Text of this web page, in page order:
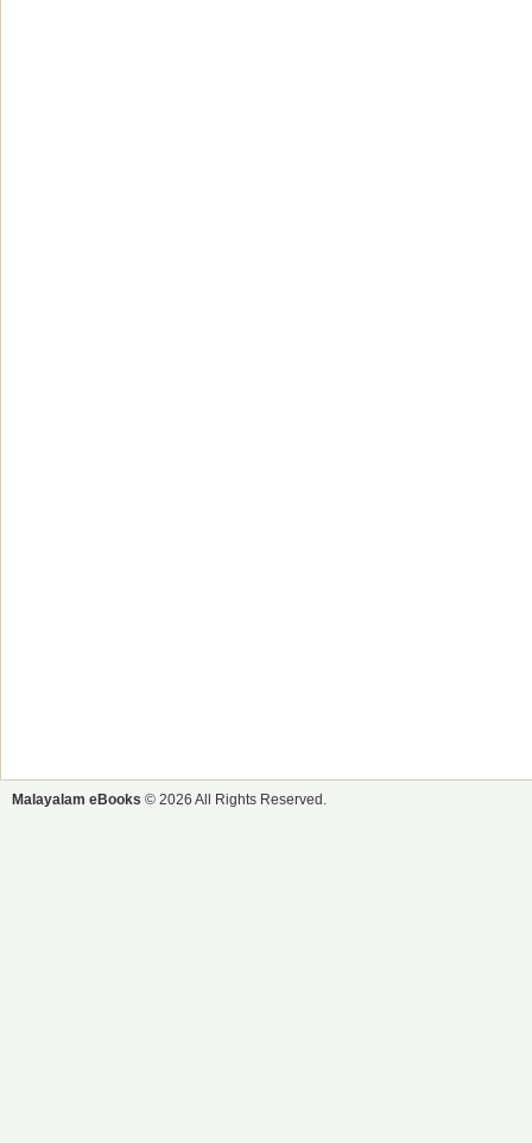
Malayalam eBooks © 2026 All Rights Reserved.